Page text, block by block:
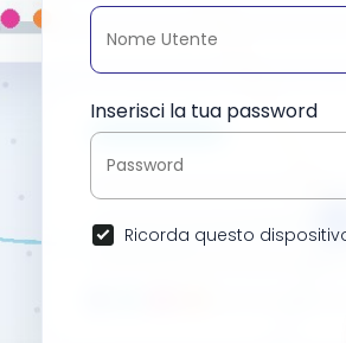
Inserisci la tua password
Ricorda questo